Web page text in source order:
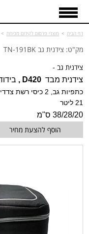
דף הבית > מוצרי פרסום לקידום מכירות >
מק"ט: צידנית גב TN-191BK
צידנית גב -
צידנית מבד D
,
כתפיות גב, 2 כיסי רשת צדדיים
21 ליטר
38/28/20 ס"מ
הוסף להצעת מחיר